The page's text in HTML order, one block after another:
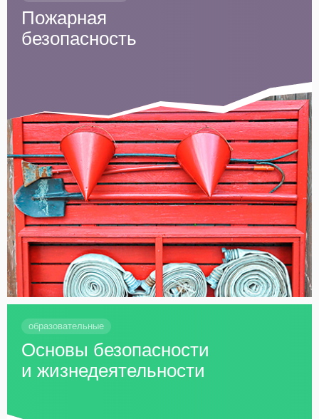
Пожарная
безопасность
образовательные
Основы безопасности
и жизнедеятельности